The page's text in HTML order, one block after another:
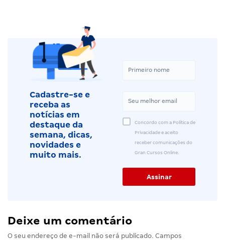
Cadastre-se e
receba as
notícias em
destaque da
semana, dicas,
novidades e
muito mais.
Concordo com a Política de
Privacidade e aceito
receber comunicações do
Gran Cursos Online.
Deixe um comentário
O seu endereço de e-mail não será publicado. Campos